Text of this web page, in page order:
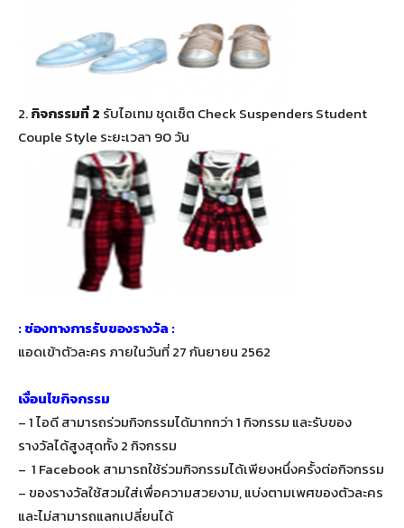
2.กิจกรรมที่ 2 รับไอเทม ชุดเซ็ต Check Suspenders Student
Couple Style ระยะเวลา 90 วัน
: ช่องทางการรับของรางวัล :
แอดเข้าตัวละคร ภายในวันที่ 27 กันยายน 2562
เงื่อนไขกิจกรรม
– 1 ไอดี สามารถร่วมกิจกรรมได้มากกว่า 1 กิจกรรม และรับของ
รางวัลได้สูงสุดทั้ง 2 กิจกรรม
– 1 Facebook สามารถใช้ร่วมกิจกรรมได้เพียงหนึ่งครั้งต่อกิจกรรม
– ของรางวัลใช้สวมใส่เพื่อความสวยงาม, แบ่งตามเพศของตัวละคร
และไม่สามารถแลกเปลี่ยนได้